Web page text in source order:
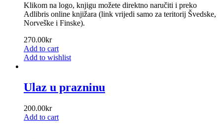
Klikom na logo, knjigu možete direktno naručiti i preko
Adlibris online knjižara (link vrijedi samo za teritorij Švedske,
Norveške i Finske).
270.00kr
Add to cart
Add to wishlist
Ulaz u prazninu
200.00kr
Add to cart